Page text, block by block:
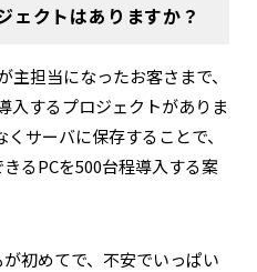
ェクトはありますか？
担当になったお客さまで、
入するプロジェクトがありま
サーバに保存することで、
るPCを500台程導入する案
初めてで、不安でいっぱい